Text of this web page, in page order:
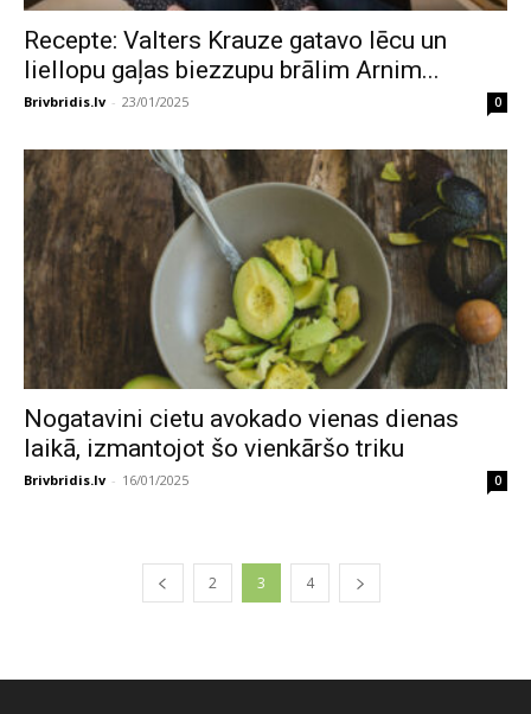
Recepte: Valters Krauze gatavo lēcu un
liellopu gaļas biezzupu brālim Arnim...
Brivbridis.lv - 23/01/2025 0
Nogatavini cietu avokado vienas dienas
laikā, izmantojot šo vienkāršo triku
Brivbridis.lv - 16/01/2025 0
2 3 4